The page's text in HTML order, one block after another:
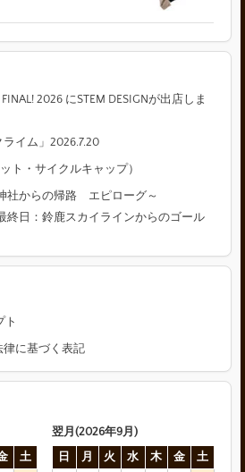
2026 にSTEM DESIGNが出店しま
イム」2026.7.20
ト・サイクルキャップ）
社からの帰路 エピローグ～
終日：鈴鹿スカイラインからのゴール
ト
律に基づく表記
土
翌月(2026年9月)
日
月 火 水 木 金
土